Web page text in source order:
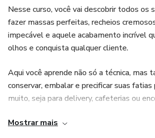
Nesse curso, você vai descobrir todos os
fazer massas perfeitas, recheios
impecável e aquele acabamento incrível
olhos e conquista qualquer cliente.
Aqui você aprende não só a técnica, mas
conservar, embalar e precificar suas fatias
muito, seja para delivery, cafeterias ou
Mesmo que você nunca tenha feito um
Mostrar mais